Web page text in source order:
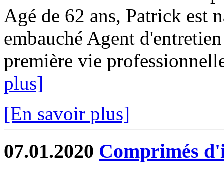
Agé de 62 ans, Patrick est
embauché Agent
première vie
plus]
[En savoir plus]
07.01.2020 Comprimés